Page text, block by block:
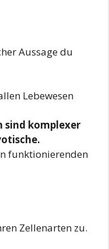
Aussage du
Lebewesen
sind komplexer
funktionierenden
Zellenarten zu.